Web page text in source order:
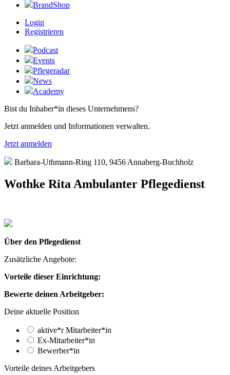
BrandShop
Login
Registrieren
Podcast
Events
Pflegeradar
News
Academy
Bist du Inhaber*in dieses Unternehmens?
Jetzt anmelden und Informationen verwalten.
Jetzt anmelden
Barbara-Uthmann-Ring 110, 9456 Annaberg-Buchholz
Wothke Rita Ambulanter Pflegedienst
Über den Pflegedienst
Zusätzliche Angebote:
Vorteile dieser Einrichtung:
Bewerte deinen Arbeitgeber:
Deine aktuelle Position
aktive*r Mitarbeiter*in
Ex-Mitarbeiter*in
Bewerber*in
Vorteile deines Arbeitgebers